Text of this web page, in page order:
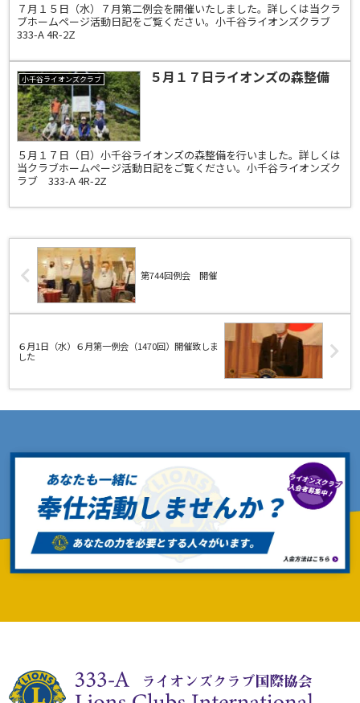
７月１５日（水）７月第二例会を開催いたしました。詳しくは当クラ
ブホームページ活動日記をご覧ください。小千谷ライオンズクラブ
333-A 4R-2Z
小千谷ライオンズクラブ ５月１７日ライオンズの森整備
５月１７日（日）小千谷ライオンズの森整備を行いました。詳しくは
当クラブホームページ活動日記をご覧ください。小千谷ライオンズク
ラブ 333-A 4R-2Z
第744回例会 開催
６月1日（水）６月第一例会（1470回）開催致しま
した